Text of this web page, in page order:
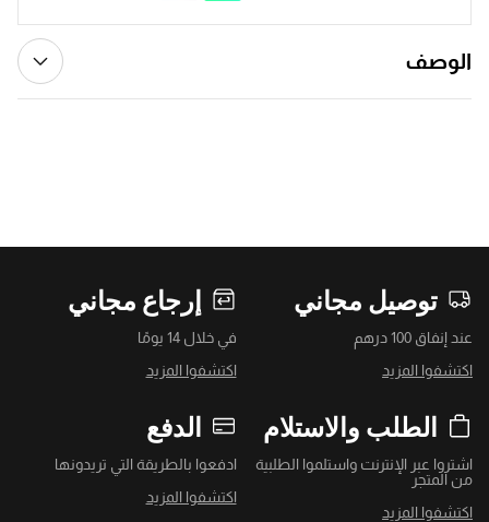
الوصف
توصيل مجاني
عند إنفاق 100 درهم
اكتشفوا المزيد
إرجاع مجاني
في خلال 14 يومًا
اكتشفوا المزيد
الطلب والاستلام
اشتروا عبر الإنترنت واستلموا الطلبية
من المتجر
اكتشفوا المزيد
الدفع
ادفعوا بالطريقة التي تريدونها
اكتشفوا المزيد